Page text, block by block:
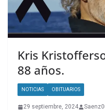
Kris
88 años.
NOTICIAS OBITUARIOS
29 septiembre, 2024